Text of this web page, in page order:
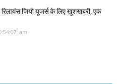
जियो यूजर्स के लिए खुशखबरी, एक
am